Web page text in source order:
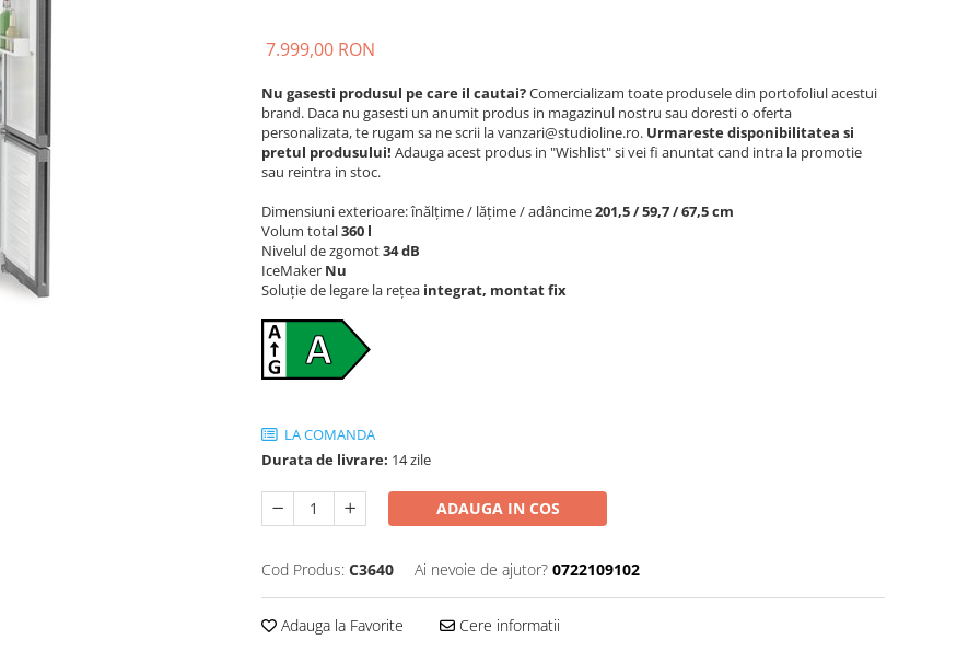
7.999,00 RON
Nu gasesti produsul pe care il cautai?Comercializam toate produsele din portofoliul acestui
brand. Daca nu gasesti un anumit produs in magazinul nostru sau doresti o oferta
personalizata, te rugam sa ne scrii la vanzari@studioline.ro. Urmareste disponibilitatea si
pretul produsului! Adauga acest produs in "Wishlist" si vei fi anuntat cand intra la promotie
sau reintra in stoc.
Dimensiuni exterioare: înălțime / lățime / adâncime201,5 / 59,7 / 67,5 cm
Volum total360 l
Nivelul de zgomot34 dB
IceMaker Nu
Soluţie de legare la reţea integrat, montat fix
LA COMANDA
Durata de livrare: 14 zile
ADAUGA IN COS
Cod Produs: C3640 Ai nevoie de ajutor? 0722109102
Adauga la Favorite Cere informatii